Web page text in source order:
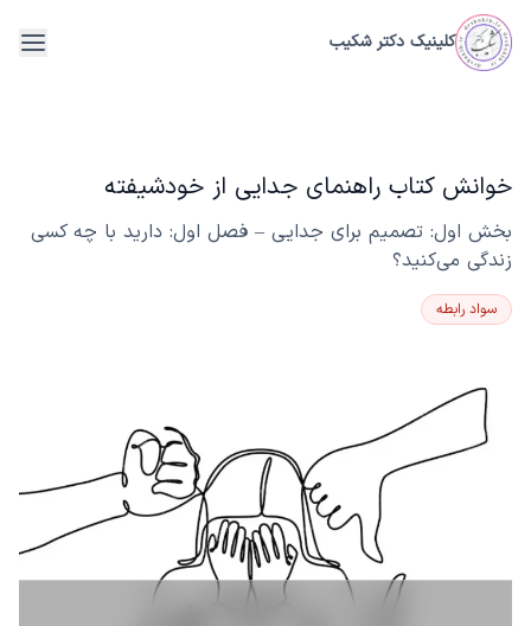
رفتن به محتوای اصلی
کلینیک دکتر شکیب
خوانش کتاب راهنمای جدایی از خودشیفته
بخش اول: تصمیم برای جدایی – فصل اول: دارید با چه کسی
زندگی می‌کنید؟
سواد رابطه